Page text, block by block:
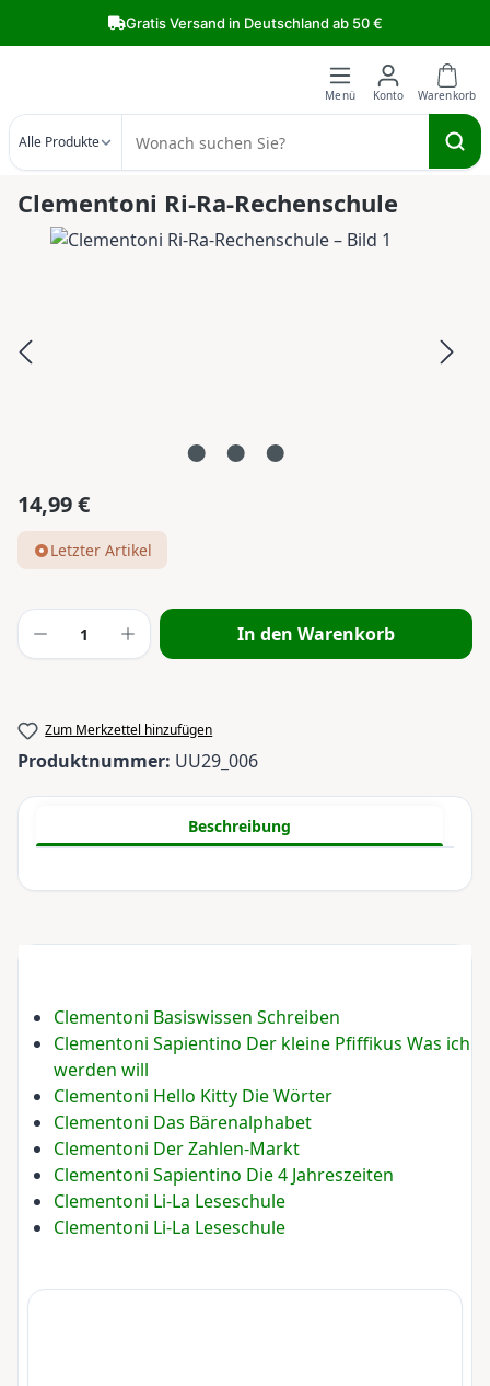
Zum Hauptinhalt springenGratis Versand in Deutschland ab 50 €
Alle Produkte
Clementoni Ri-Ra-Rechenschule
Bildergalerie überspringen
Regulärer Preis:
14,99 €
Letzter Artikel
Produkt Anzahl: Gib den gewünschten
In den Warenkorb
Zum Merkzettel hinzufügen
Produktnummer: UU29_006
Beschreibung
Clementoni Basiswissen Schreiben
Clementoni Sapientino Der kleine Pfiffikus Was ich
werden will
Clementoni Hello Kitty Die Wörter
Clementoni Das Bärenalphabet
Clementoni Der Zahlen-Markt
Clementoni Sapientino Die 4 Jahreszeiten
Clementoni Li-La Leseschule
Clementoni Li-La Leseschule